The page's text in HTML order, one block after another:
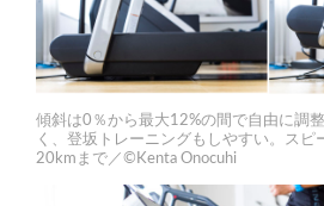
傾斜は0％から最大12%の間で自由に調
く、登坂トレーニングもしやすい。スピ
20kmまで／©Kenta Onocuhi